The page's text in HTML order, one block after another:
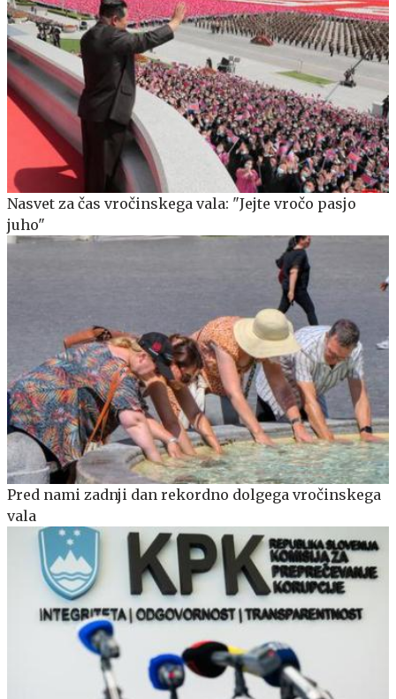
Nasvet za čas vročinskega vala: "Jejte vročo pasjo
juho"
Pred nami zadnji dan rekordno dolgega vročinskega
vala